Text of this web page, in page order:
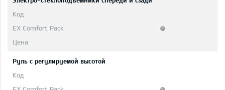
Руль с регулируемой высотой